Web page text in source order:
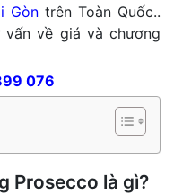
Gòntrên Toàn Quốc..
về giá và chương
076
Prosecco là gì?